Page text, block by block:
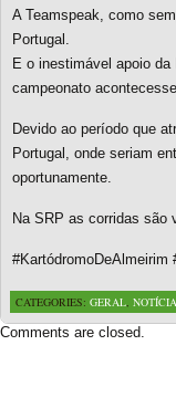
A Teamspeak, como
Portugal.
E o inestimável apoio
campeonato
Devido ao período que
Portugal, onde seriam
oportunamente.
Na SRP as corridas são
#KartódromoDeAlmeirim
CATEGORIES: GERAL,
Comments are closed.